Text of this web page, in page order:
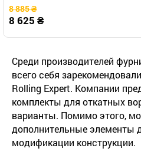
8 885 ₴
8 625 ₴
Среди производителей
всего себя
Rolling Expert. Компании
комплекты для откатных
варианты. Помимо этого,
дополнительные элементы
модификации конструкции.